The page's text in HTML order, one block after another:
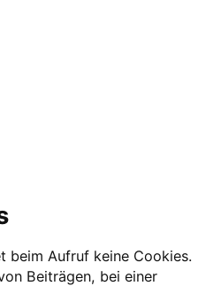
beim Aufruf keine Cookies.
Beiträgen, bei einer